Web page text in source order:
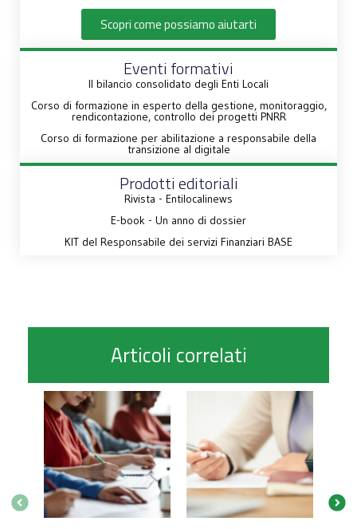
Scopri come possiamo aiutarti
Eventi formativi
Il bilancio consolidato degli Enti Locali
Corso di formazione in esperto della gestione, monitoraggio,
rendicontazione, controllo dei progetti PNRR
Corso di formazione per abilitazione a responsabile della
transizione al digitale
Prodotti editoriali
Rivista - Entilocalinews
E-book - Un anno di dossier
KIT del Responsabile dei servizi Finanziari BASE
Articoli correlati